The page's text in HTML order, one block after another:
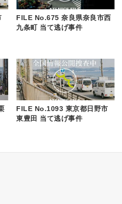
FILE No.675 奈良県奈良市西
九条町 当て逃げ事件
FILE No.1093 東京都日野市
東豊田 当て逃げ事件